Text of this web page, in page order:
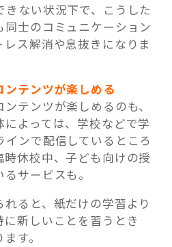
ない状況下で、こうした
同士のコミュニケーション
ス解消や息抜きになりま
ンテンツが楽しめる
テンツが楽しめるのも、
よっては、学校などで学
ンで配信しているところ
休校中、子ども向けの授
サービスも。
ると、紙だけの学習より
新しいことを習うとき
す。